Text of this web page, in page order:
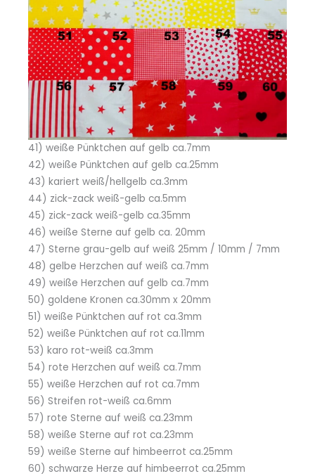
41) weiße Pünktchen auf gelb ca.7mm
42) weiße Pünktchen auf gelb ca.25mm
43) kariert weiß/hellgelb ca.3mm
44) zick-zack weiß-gelb ca.5mm
45) zick-zack weiß-gelb ca.35mm
46) weiße Sterne auf gelb ca. 20mm
47) Sterne grau-gelb auf weiß 25mm / 10mm / 7mm
48) gelbe Herzchen auf weiß ca.7mm
49) weiße Herzchen auf gelb ca.7mm
50) goldene Kronen ca.30mm x 20mm
51) weiße Pünktchen auf rot ca.3mm
52) weiße Pünktchen auf rot ca.11mm
53) karo rot-weiß ca.3mm
54) rote Herzchen auf weiß ca.7mm
55) weiße Herzchen auf rot ca.7mm
56) Streifen rot-weiß ca.6mm
57) rote Sterne auf weiß ca.23mm
58) weiße Sterne auf rot ca.23mm
59) weiße Sterne auf himbeerrot ca.25mm
60) schwarze Herze auf himbeerrot ca.25mm